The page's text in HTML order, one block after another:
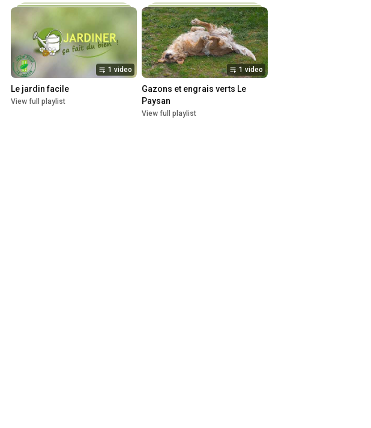
1 video
Le jardin facile
View full playlist
1 video
Gazons et engrais verts Le
Paysan
View full playlist